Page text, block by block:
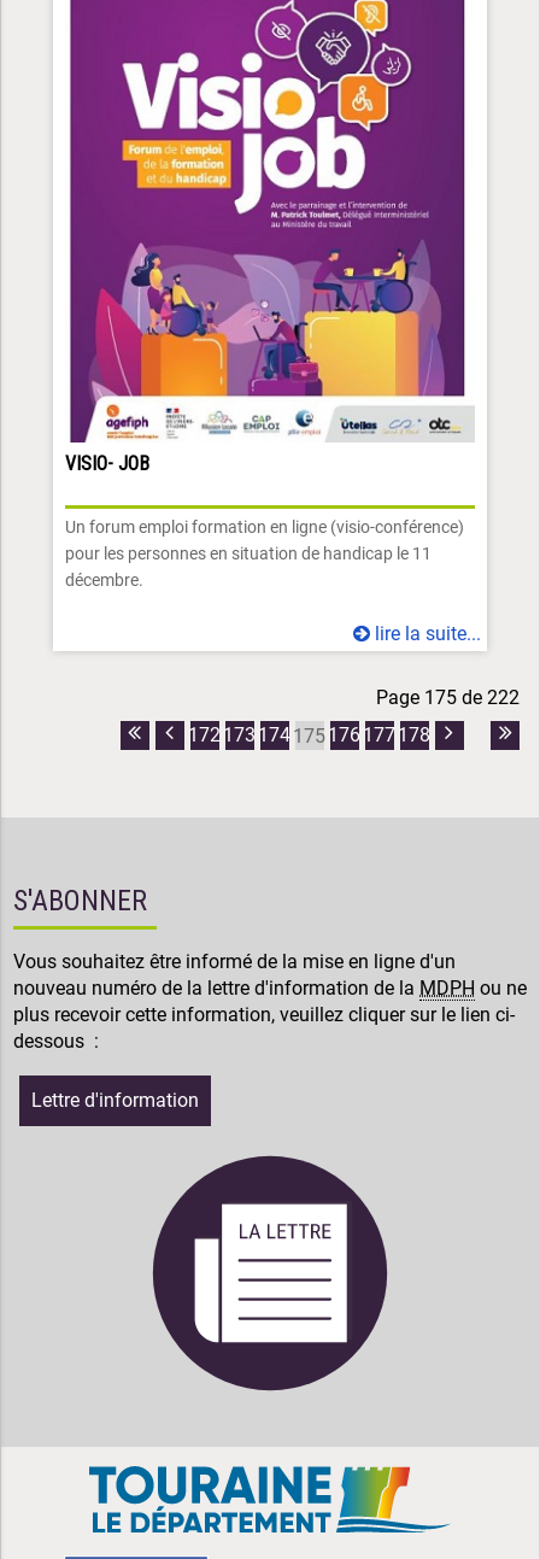
VISIO- JOB
Un forum emploi formation en ligne (visio-conférence)
pour les personnes en situation de handicap le 11
décembre.
lire la suite...
Page 175 de 222
Première
Page
172 173 174 175 176 177 178
Page
S'ABONNER
Vous souhaitez être informé de la mise en ligne d'un
nouveau numéro de la lettre d'information de la MDPH ou ne
plus recevoir cette information, veuillez cliquer sur le lien ci-
dessous :
Lettre d'information